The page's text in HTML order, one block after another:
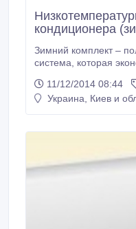
кондиционера
Зимний комплект –
система, которая экономически более выгодная,
состоит из нескольких
Регулятор скорости
11/12/2014 08:44
Украина, Киев и